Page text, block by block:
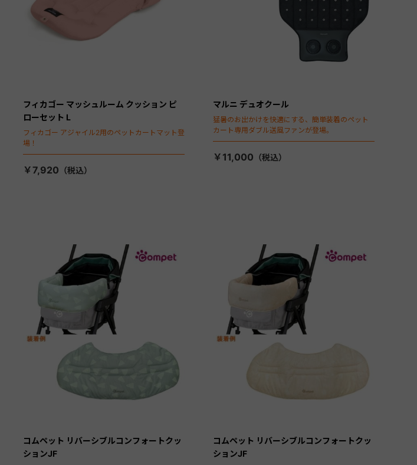
フィカゴー マッシュルーム クッション ピ
ローセット L
フィカゴー アジャイル2用のペットカートマット登
場！
￥7,920
マルニ デュオクール
猛暑のお出かけを快適にする、簡単装着のペット
カート専用ダブル送風ファンが登場。
￥11,000
コムペット リバーシブルコンフォートクッ
ションJF
コムペット リバーシブルコンフォートクッ
ションJF